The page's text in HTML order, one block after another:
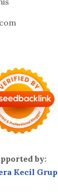
by:
Kecil Grup